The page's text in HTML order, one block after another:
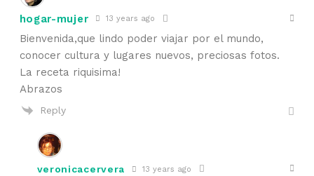
hogar-mujer 13 years ago
Bienvenida,que lindo poder viajar por el mundo,
conocer cultura y lugares nuevos, preciosas fotos.
La receta riquisima!
Abrazos
Reply
veronicacervera 13 years ago